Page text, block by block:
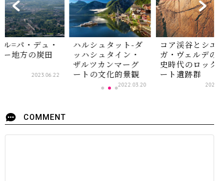
ル=パ・デュ・
ー地方の炭田
2023.06.22
ハルシュタット-ダ
ッハシュタイン・
ザルツカンマーグ
ートの文化的景観
2022.03.20
コア渓谷とシエ
ガ・ヴェルデ
史時代のロッ
ート遺跡群
COMMENT